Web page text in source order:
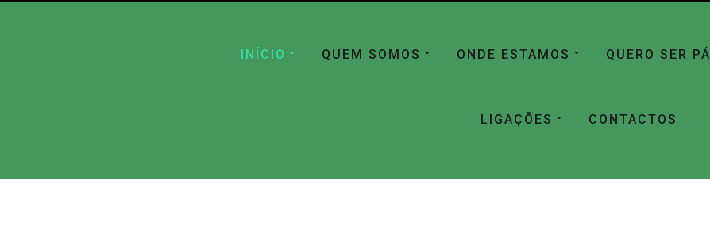
INÍCIO QUEM SOMOS ONDE ESTAMOS QUERO SER
LIGAÇÕES CONTACTOS